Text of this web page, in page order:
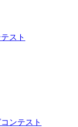
スト
ンテスト